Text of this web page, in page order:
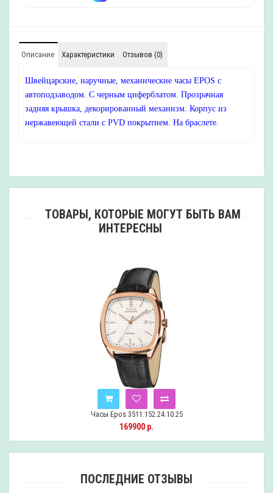
Описание Характеристики Отзывов (0)
Швейцарские, наручные, механические часы EPOS с
автоподзаводом. С черным циферблатом. Прозрачная
задняя крышка, декорированный механизм. Корпус из
нержавеющей стали с PVD покрытием. На браслете.
ТОВАРЫ, КОТОРЫЕ МОГУТ БЫТЬ ВАМ
ИНТЕРЕСНЫ
Часы Epos 3511.152.24.10.25
169900 р.
ПОСЛЕДНИЕ ОТЗЫВЫ